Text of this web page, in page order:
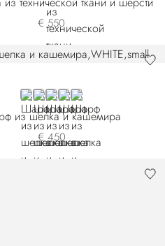
€ 550
WHITE
BLACK
BLUE 7442-5149
BLUE 7442-5328
BLUE 7442-5400
из шелка и кашемира
€ 450